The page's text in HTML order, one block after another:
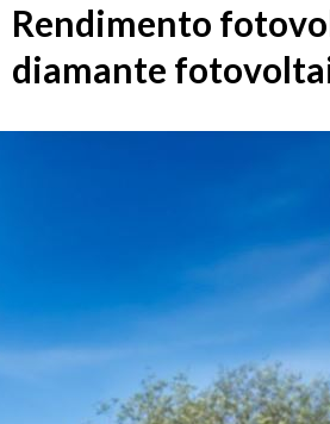
Rendimento
diamante